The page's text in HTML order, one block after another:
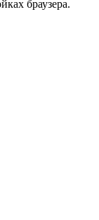
браузера.